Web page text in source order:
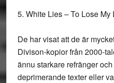
5. White Lies – To Lose My
De har visat att de är
Divison-kopior från 2000-
ännu starkare refränger
deprimerande texter eller